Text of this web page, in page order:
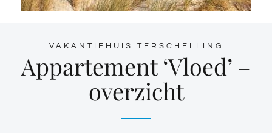
VAKANTIEHUIS TERSCHELLING
Appartement ‘Vloed’ –
overzicht